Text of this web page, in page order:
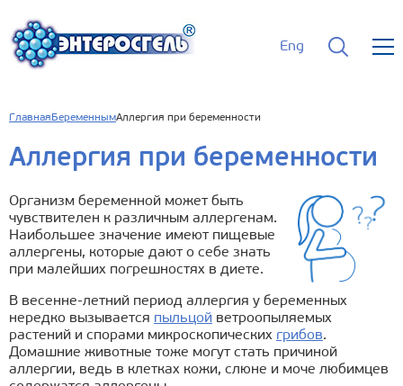
Eng
Главная БеременнымАллергия при беременности
Аллергия при беременности
Организм беременной может быть
чувствителен к различным аллергенам.
Наибольшее значение имеют пищевые
аллергены, которые дают о себе знать
при малейших погрешностях в диете.
В весенне-летний период аллергия у беременных
нередко вызывается пыльцой ветроопыляемых
растений и спорами микроскопических грибов.
Домашние животные тоже могут стать причиной
аллергии, ведь в клетках кожи, слюне и моче любимцев